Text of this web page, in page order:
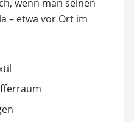
wenn man seinen
– etwa vor Ort im